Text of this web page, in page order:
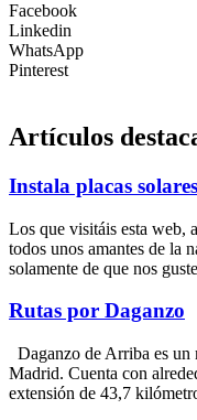
Facebook
Linkedin
WhatsApp
Pinterest
Artículos
Instala placas
Los que visitáis esta web,
todos unos amantes de la
solamente de que nos
Rutas por Daganzo
Daganzo de Arriba es
Madrid. Cuenta con
extensión de 43,7